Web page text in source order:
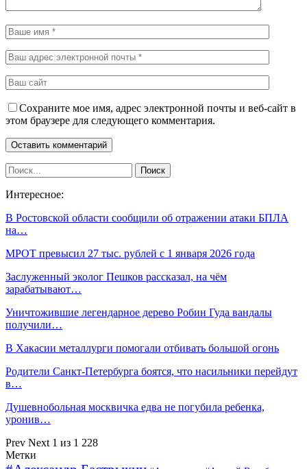
Сохраните мое имя, адрес электронной почты и веб-сайт в
этом браузере для следующего комментария.
Интересное:
В Ростовской области сообщили об отражении атаки БПЛА
на…
МРОТ превысил 27 тыс. рублей с 1 января 2026 года
Заслуженный эколог Пешков рассказал, на чём
зарабатывают…
Уничтожившие легендарное дерево Робин Гуда вандалы
получили…
В Хакасии металлурги помогали отбивать большой огонь
Родители Санкт-Петербурга боятся, что насильники перейдут
в…
Душевнобольная москвичка едва не погубила ребенка,
уронив…
Prev Next 1 из 1 228
Метки